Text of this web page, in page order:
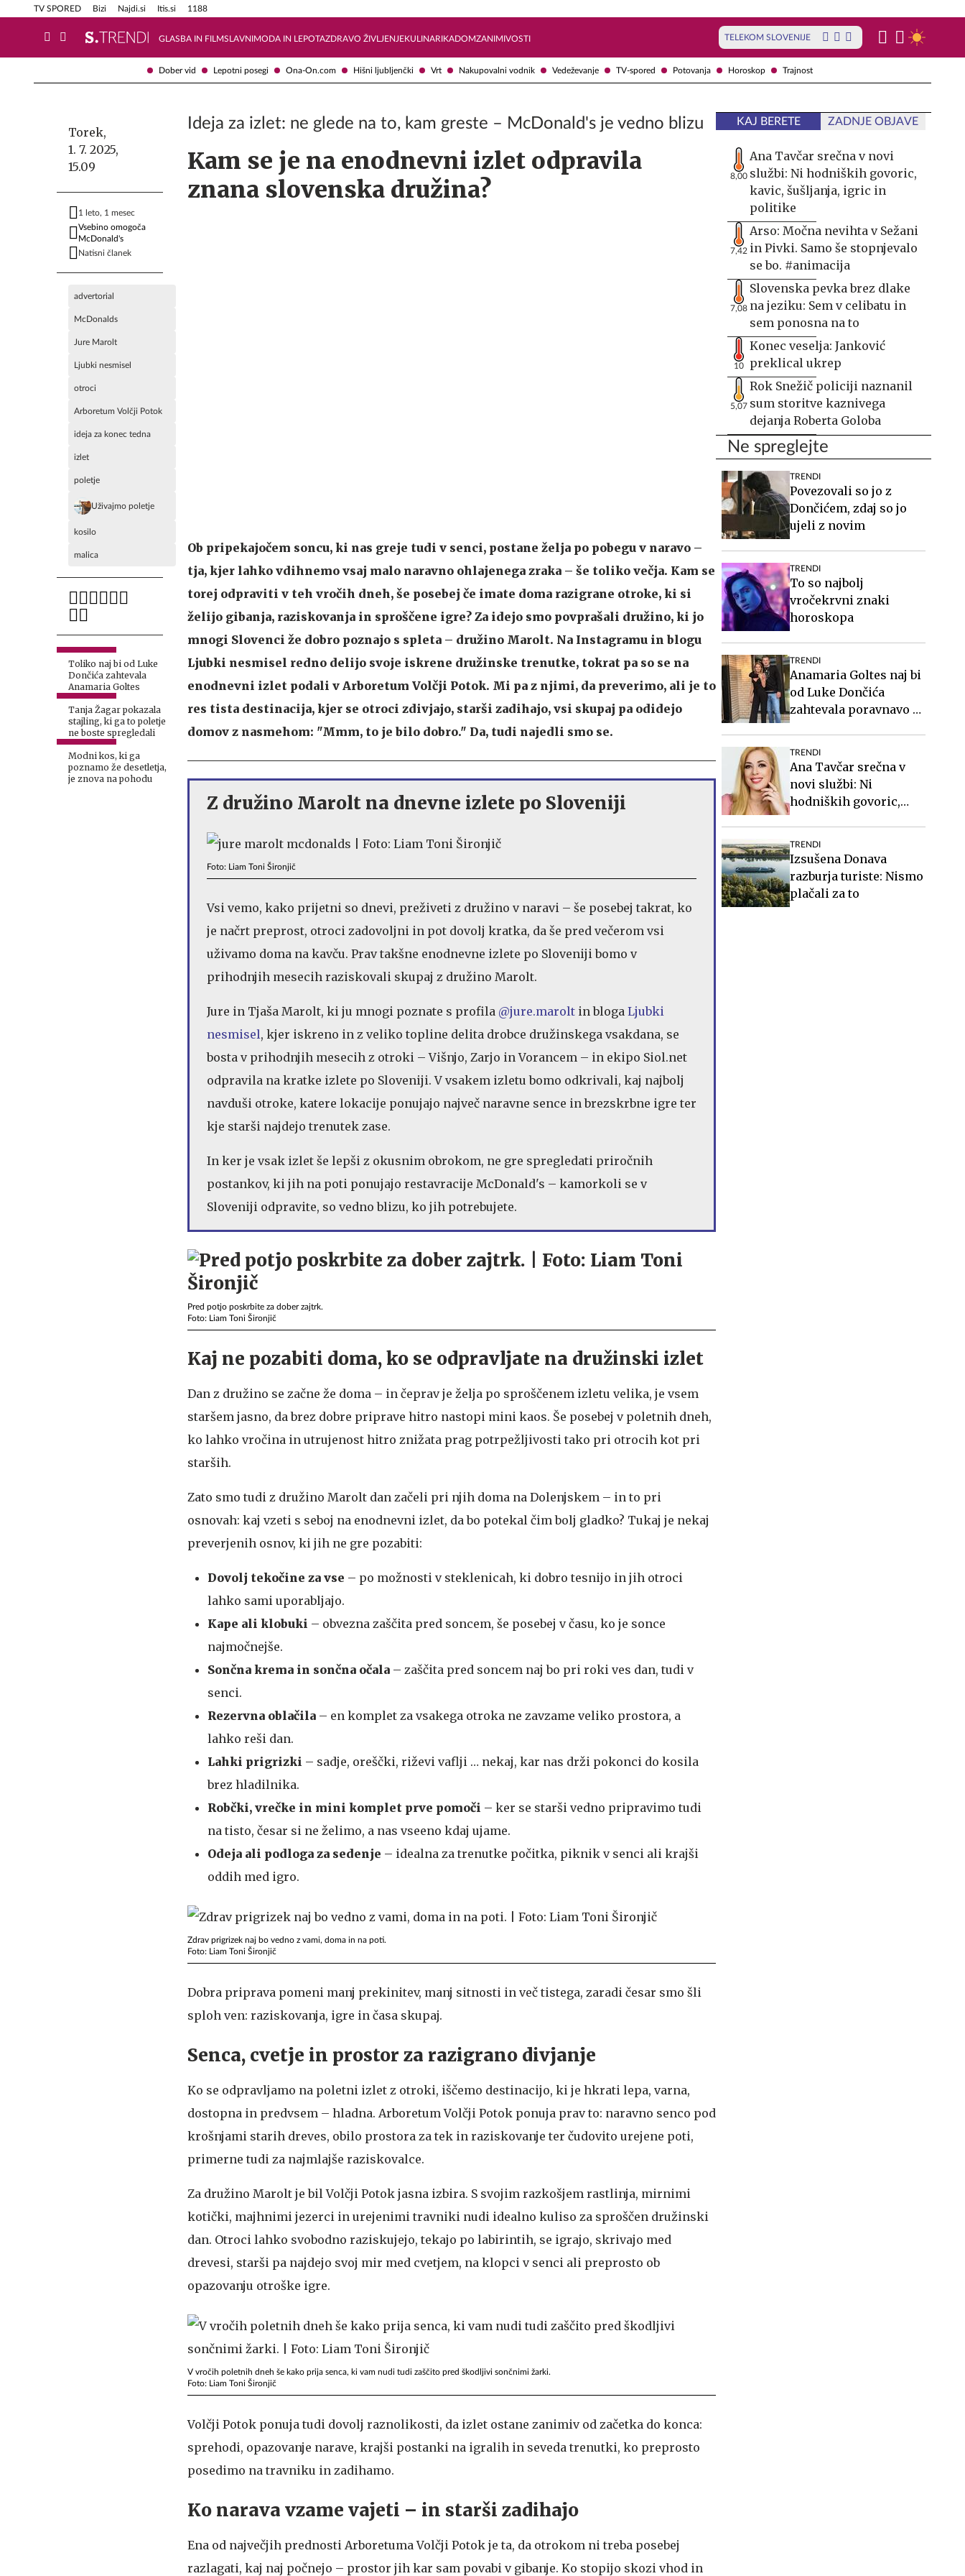
Dober vid Lepotni posegi Ona-On.com Hišni ljubljenčki Vrt Nakupovalni vodnik Vedeževanje TV-spored Potovanja Horoskop Trajnost
TV SPORED Bizi Najdi.si Itis.si 1188
GLASBA IN FILMSLAVNIMODA IN LEPOTAZDRAVO ŽIVLJENJEKULINARIKADOMZANIMIVOSTI TELEKOM SLOVENIJE
Info in obvestila Tehnik
Torek,
1. 7. 2025,
15.09
1 leto, 1 mesec
Vsebino omogoča
McDonald's
Natisni članek
advertorial
McDonalds
Jure Marolt
Ljubki nesmisel
otroci
Arboretum Volčji Potok
ideja za konec tedna
izlet
poletje
Uživajmo poletje
kosilo
malica
Toliko naj bi od Luke
Dončića zahtevala
Anamaria Goltes
Tanja Žagar pokazala
stajling, ki ga to poletje
ne boste spregledali
Modni kos, ki ga
poznamo že desetletja,
je znova na pohodu
Ideja za izlet: ne glede na to, kam greste – McDonald's je vedno blizu
Kam se je na enodnevni izlet odpravila
znana slovenska družina?
Ob pripekajočem soncu, ki nas greje tudi v senci, postane želja po pobegu v naravo –
tja, kjer lahko vdihnemo vsaj malo naravno ohlajenega zraka – še toliko večja. Kam se
torej odpraviti v teh vročih dneh, še posebej če imate doma razigrane otroke, ki si
želijo gibanja, raziskovanja in sproščene igre? Za idejo smo povprašali družino, ki jo
mnogi Slovenci že dobro poznajo s spleta – družino Marolt. Na Instagramu in blogu
Ljubki nesmisel redno delijo svoje iskrene družinske trenutke, tokrat pa so se na
enodnevni izlet podali v Arboretum Volčji Potok. Mi pa z njimi, da preverimo, ali je to
res tista destinacija, kjer se otroci zdivjajo, starši zadihajo, vsi skupaj pa odidejo
domov z nasmehom: "Mmm, to je bilo dobro." Da, tudi najedli smo se.
Z družino Marolt na dnevne izlete po Sloveniji
Foto: Liam Toni Šironjič
Vsi vemo, kako prijetni so dnevi, preživeti z družino v naravi – še posebej takrat, ko
je načrt preprost, otroci zadovoljni in pot dovolj kratka, da še pred večerom vsi
uživamo doma na kavču. Prav takšne enodnevne izlete po Sloveniji bomo v
prihodnjih mesecih raziskovali skupaj z družino Marolt.
Jure in Tjaša Marolt, ki ju mnogi poznate s profila @jure.marolt in bloga Ljubki
nesmisel, kjer iskreno in z veliko topline delita drobce družinskega vsakdana, se
bosta v prihodnjih mesecih z otroki – Višnjo, Zarjo in Vorancem – in ekipo Siol.net
odpravila na kratke izlete po Sloveniji. V vsakem izletu bomo odkrivali, kaj najbolj
navduši otroke, katere lokacije ponujajo največ naravne sence in brezskrbne igre ter
kje starši najdejo trenutek zase.
In ker je vsak izlet še lepši z okusnim obrokom, ne gre spregledati priročnih
postankov, ki jih na poti ponujajo restavracije McDonald's – kamorkoli se v
Sloveniji odpravite, so vedno blizu, ko jih potrebujete.
Pred potjo poskrbite za dober zajtrk.
Foto: Liam Toni Šironjič
Kaj ne pozabiti doma, ko se odpravljate na družinski izlet
Dan z družino se začne že doma – in čeprav je želja po sproščenem izletu velika, je vsem
staršem jasno, da brez dobre priprave hitro nastopi mini kaos. Še posebej v poletnih dneh,
ko lahko vročina in utrujenost hitro znižata prag potrpežljivosti tako pri otrocih kot pri
starših.
Zato smo tudi z družino Marolt dan začeli pri njih doma na Dolenjskem – in to pri
osnovah: kaj vzeti s seboj na enodnevni izlet, da bo potekal čim bolj gladko? Tukaj je nekaj
preverjenih osnov, ki jih ne gre pozabiti:
Dovolj tekočine za vse – po možnosti v steklenicah, ki dobro tesnijo in jih otroci
lahko sami uporabljajo.
Kape ali klobuki – obvezna zaščita pred soncem, še posebej v času, ko je sonce
najmočnejše.
Sončna krema in sončna očala – zaščita pred soncem naj bo pri roki ves dan, tudi v
senci.
Rezervna oblačila – en komplet za vsakega otroka ne zavzame veliko prostora, a
lahko reši dan.
Lahki prigrizki – sadje, oreščki, riževi vaflji … nekaj, kar nas drži pokonci do kosila
brez hladilnika.
Robčki, vrečke in mini komplet prve pomoči – ker se starši vedno pripravimo tudi
na tisto, česar si ne želimo, a nas vseeno kdaj ujame.
Odeja ali podloga za sedenje – idealna za trenutke počitka, piknik v senci ali krajši
oddih med igro.
Zdrav prigrizek naj bo vedno z vami, doma in na poti.
Foto: Liam Toni Šironjič
Dobra priprava pomeni manj prekinitev, manj sitnosti in več tistega, zaradi česar smo šli
sploh ven: raziskovanja, igre in časa skupaj.
Senca, cvetje in prostor za razigrano divjanje
Ko se odpravljamo na poletni izlet z otroki, iščemo destinacijo, ki je hkrati lepa, varna,
dostopna in predvsem – hladna. Arboretum Volčji Potok ponuja prav to: naravno senco pod
krošnjami starih dreves, obilo prostora za tek in raziskovanje ter čudovito urejene poti,
primerne tudi za najmlajše raziskovalce.
Za družino Marolt je bil Volčji Potok jasna izbira. S svojim razkošjem rastlinja, mirnimi
kotički, majhnimi jezerci in urejenimi travniki nudi idealno kuliso za sproščen družinski
dan. Otroci lahko svobodno raziskujejo, tekajo po labirintih, se igrajo, skrivajo med
drevesi, starši pa najdejo svoj mir med cvetjem, na klopci v senci ali preprosto ob
opazovanju otroške igre.
V vročih poletnih dneh še kako prija senca, ki vam nudi tudi zaščito pred škodljivi sončnimi žarki.
Foto: Liam Toni Šironjič
Volčji Potok ponuja tudi dovolj raznolikosti, da izlet ostane zanimiv od začetka do konca:
sprehodi, opazovanje narave, krajši postanki na igralih in seveda trenutki, ko preprosto
posedimo na travniku in zadihamo.
Ko narava vzame vajeti – in starši zadihajo
Ena od največjih prednosti Arboretuma Volčji Potok je ta, da otrokom ni treba posebej
razlagati, kaj naj počnejo – prostor jih kar sam povabi v gibanje. Ko stopijo skozi vhod in
KAJ BERETE ZADNJE OBJAVE
8,00
Ana Tavčar srečna v novi
službi: Ni hodniških govoric,
kavic, šušljanja, igric in
politike
7,42
Arso: Močna nevihta v Sežani
in Pivki. Samo še stopnjevalo
se bo. #animacija
7,08
Slovenska pevka brez dlake
na jeziku: Sem v celibatu in
sem ponosna na to
10
Konec veselja: Janković
preklical ukrep
5,07
Rok Snežič policiji naznanil
sum storitve kaznivega
dejanja Roberta Goloba
Ne spreglejte
TRENDI
Povezovali so jo z
Dončićem, zdaj so jo
ujeli z novim
TRENDI
To so najbolj
vročekrvni znaki
horoskopa
TRENDI
Anamaria Goltes naj bi
od Luke Dončića
zahtevala poravnavo v
TRENDI
Ana Tavčar srečna v
novi službi: Ni
hodniških govoric,
TRENDI
Izsušena Donava
razburja turiste: Nismo
plačali za to